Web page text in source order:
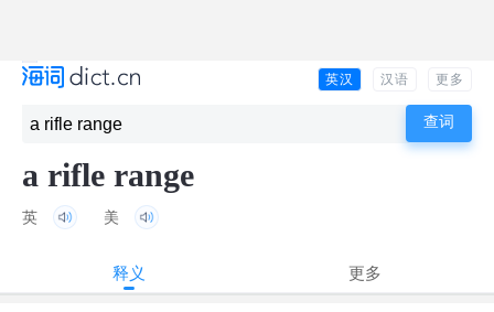
英汉 汉语 更多
a rifle range
英 美
释义 更多